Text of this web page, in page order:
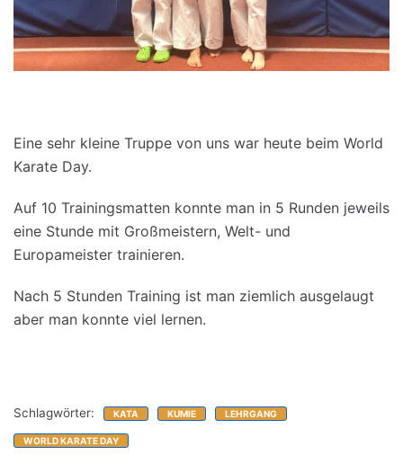
Eine sehr kleine Truppe von uns war heute beim World
Karate Day.
Auf 10 Trainingsmatten konnte man in 5 Runden jeweils
eine Stunde mit Großmeistern, Welt- und
Europameister trainieren.
Nach 5 Stunden Training ist man ziemlich ausgelaugt
aber man konnte viel lernen.
Schlagwörter: KATA KUMIE LEHRGANG
WORLD KARATE DAY